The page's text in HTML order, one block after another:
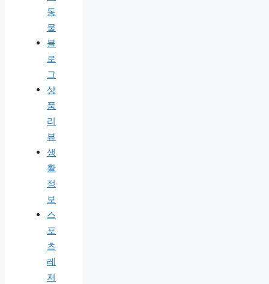
동
물
블
로
그
상
품
리
뷰
생
활
정
보
스
포
츠
레
저